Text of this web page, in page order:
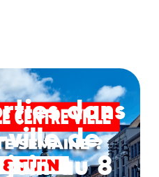
dans
ville de
juin au 8